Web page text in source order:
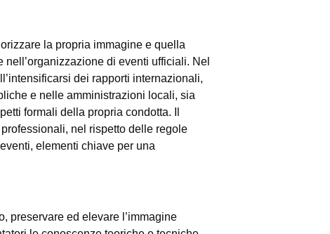
la propria immagine e quella
di eventi ufficiali. Nel
dei rapporti internazionali,
e nelle amministrazioni locali, sia
formali della propria condotta. Il
nel rispetto delle regole
elementi chiave per una
preservare ed elevare l’immagine